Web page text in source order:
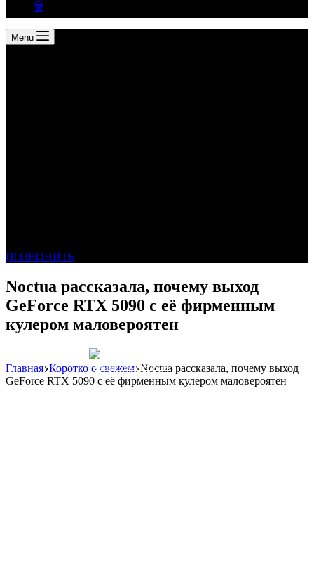
🗑
Menu
ПОЗВОНИТЬ
Noctua рассказала, почему выход
GeForce RTX 5090 с её фирменным
кулером маловероятен
Реклама: WeLANS облако
Главная Коротко о свежем Noctua рассказала, почему выход
GeForce RTX 5090 с её фирменным кулером маловероятен